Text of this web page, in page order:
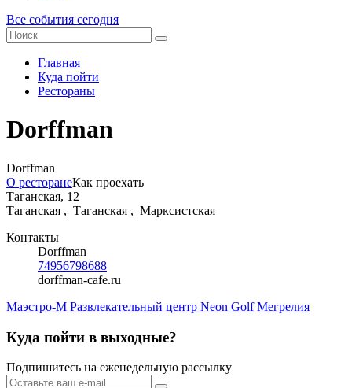
Все события сегодня
Главная
Куда пойти
Рестораны
Dorffman
Dorffman
О ресторанеКак проехать
Таганская, 12
Таганская , Таганская , Марксистская
Контакты
Dorffman
74956798688
dorffman-cafe.ru
Маэстро-М Развлекательный центр Neon Golf Мегрелия
Куда пойти в выходные?
Подпишитесь на еженедельную рассылку